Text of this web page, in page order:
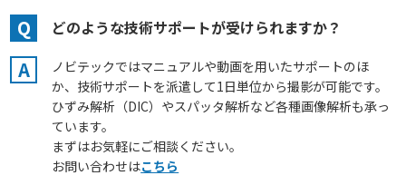
Q どのような技術サポートが受けられますか？
A
ノビテックではマニュアルや動画を用いたサポートのほ
か、技術サポートを派遣して1日単位から撮影が可能です。
ひずみ解析（DIC）やスパッタ解析など各種画像解析も承っ
ています。
まずはお気軽にご相談ください。
お問い合わせはこちら